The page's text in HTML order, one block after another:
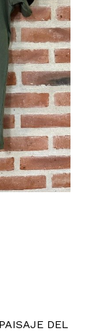
DEL